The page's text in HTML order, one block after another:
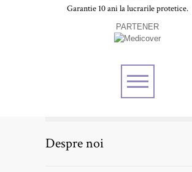
Garantie 10 ani la lucrarile protetice.
PARTENER
Despre noi